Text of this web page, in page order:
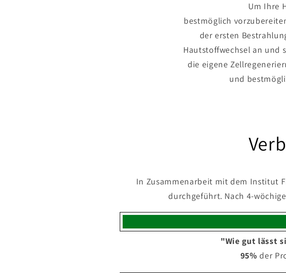
Um Ihre
bestmöglich
der ersten
Hautstoffwechsel an und
die eigene
und
In Zusammenarbeit mit dem Institut
durchgeführt. Nach 4-
"Wie gut lässt
95% der